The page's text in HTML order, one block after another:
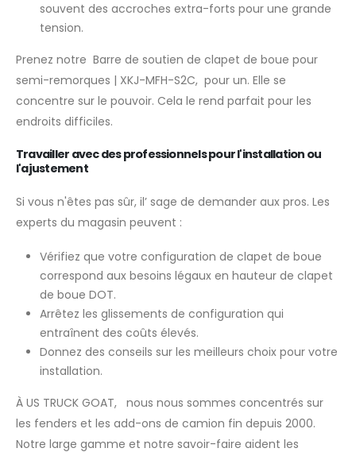
souvent des accroches extra-forts pour une grande
tension.
Prenez notre Barre de soutien de clapet de boue pour
semi-remorques | XKJ-MFH-S2C, pour un. Elle se
concentre sur le pouvoir. Cela le rend parfait pour les
endroits difficiles.
Travailler avec des professionnels pour l'installation ou
l'ajustement
Si vous n'êtes pas sûr, il’ sage de demander aux pros. Les
experts du magasin peuvent :
Vérifiez que votre configuration de clapet de boue
correspond aux besoins légaux en hauteur de clapet
de boue DOT.
Arrêtez les glissements de configuration qui
entraînent des coûts élevés.
Donnez des conseils sur les meilleurs choix pour votre
installation.
À US TRUCK GOAT, nous nous sommes concentrés sur
les fenders et les add-ons de camion fin depuis 2000.
Notre large gamme et notre savoir-faire aident les